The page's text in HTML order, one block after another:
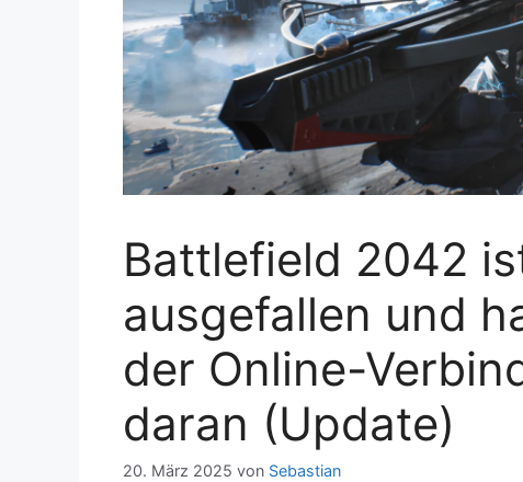
Battlefield 2042
ausgefallen und
der Online-
daran (Update)
20. März 2025 von Sebastian